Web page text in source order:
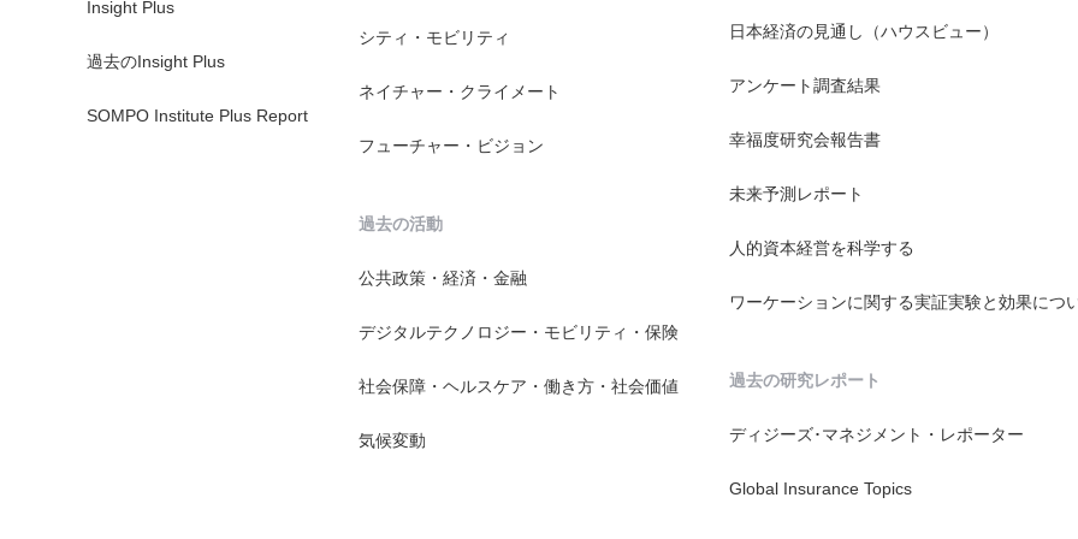
Insight Plus
過去のInsight Plus
SOMPO Institute Plus Report
シティ・モビリティ
ネイチャー・クライメート
フューチャー・ビジョン
過去の活動
公共政策・経済・金融
デジタルテクノロジー・モビリティ・保険
社会保障・ヘルスケア・働き方・社会価値
気候変動
日本経済の見通し（ハウスビュー）
アンケート調査結果
幸福度研究会報告書
未来予測レポート
人的資本経営を科学する
ワーケーションに関する実証実験と効果につ
過去の研究レポート
ディジーズ･マネジメント・レポーター
Global Insurance Topics